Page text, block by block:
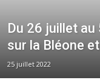
Du 26 juillet
sur la Bléone
25 juillet 2022